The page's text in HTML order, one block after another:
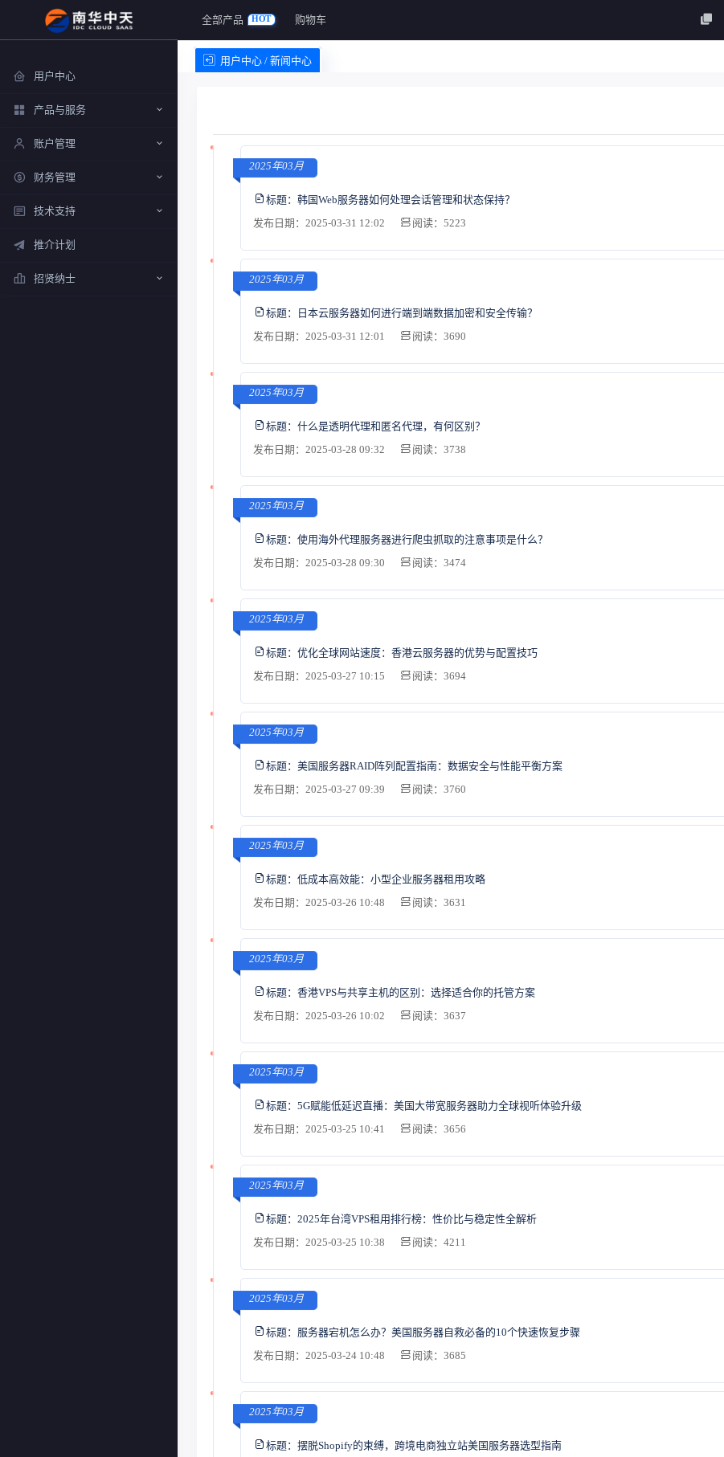
全部产品 HOT 购物车
用户中心 / 新闻中心
用户中心
产品与服务
账户管理
财务管理
技术支持
推介计划
招贤纳士
2025年03月
标题： 韩国Web服务器如何处理会话管理和状态保持？
发布日期：2025-03-31 12:02
阅读：5223
2025年03月
标题：
日本云服务器如何进行端到端数据加密和安全传输？
发布日期：2025-03-31 12:01
阅读：3690
2025年03月
标题： 什么是透明代理和匿名代理，有何区别？
发布日期：2025-03-28 09:32
阅读：3738
2025年03月
标题： 使用海外代理服务器进行爬虫抓取的注意事项是什么？
发布日期：2025-03-28 09:30
阅读：3474
2025年03月
标题： 优化全球网站速度：香港云服务器的优势与配置技巧
发布日期：2025-03-27 10:15
阅读：3694
2025年03月
标题： 美国服务器RAID阵列配置指南：数据安全与性能平衡方案
发布日期：2025-03-27 09:39
阅读：3760
2025年03月
标题： 低成本高效能：小型企业服务器租用攻略
发布日期：2025-03-26 10:48
阅读：3631
2025年03月
标题： 香港VPS与共享主机的区别：选择适合你的托管方案
发布日期：2025-03-26 10:02
阅读：3637
2025年03月
标题： 5G赋能低延迟直播：美国大带宽服务器助力全球视听体验升级
发布日期：2025-03-25 10:41
阅读：3656
2025年03月
标题： 2025年台湾VPS租用排行榜：性价比与稳定性全解析
发布日期：2025-03-25 10:38
阅读：4211
2025年03月
标题： 服务器宕机怎么办？美国服务器自救必备的10个快速恢复步骤
发布日期：2025-03-24 10:48
阅读：3685
2025年03月
标题： 摆脱Shopify的束缚，跨境电商独立站美国服务器选型指南